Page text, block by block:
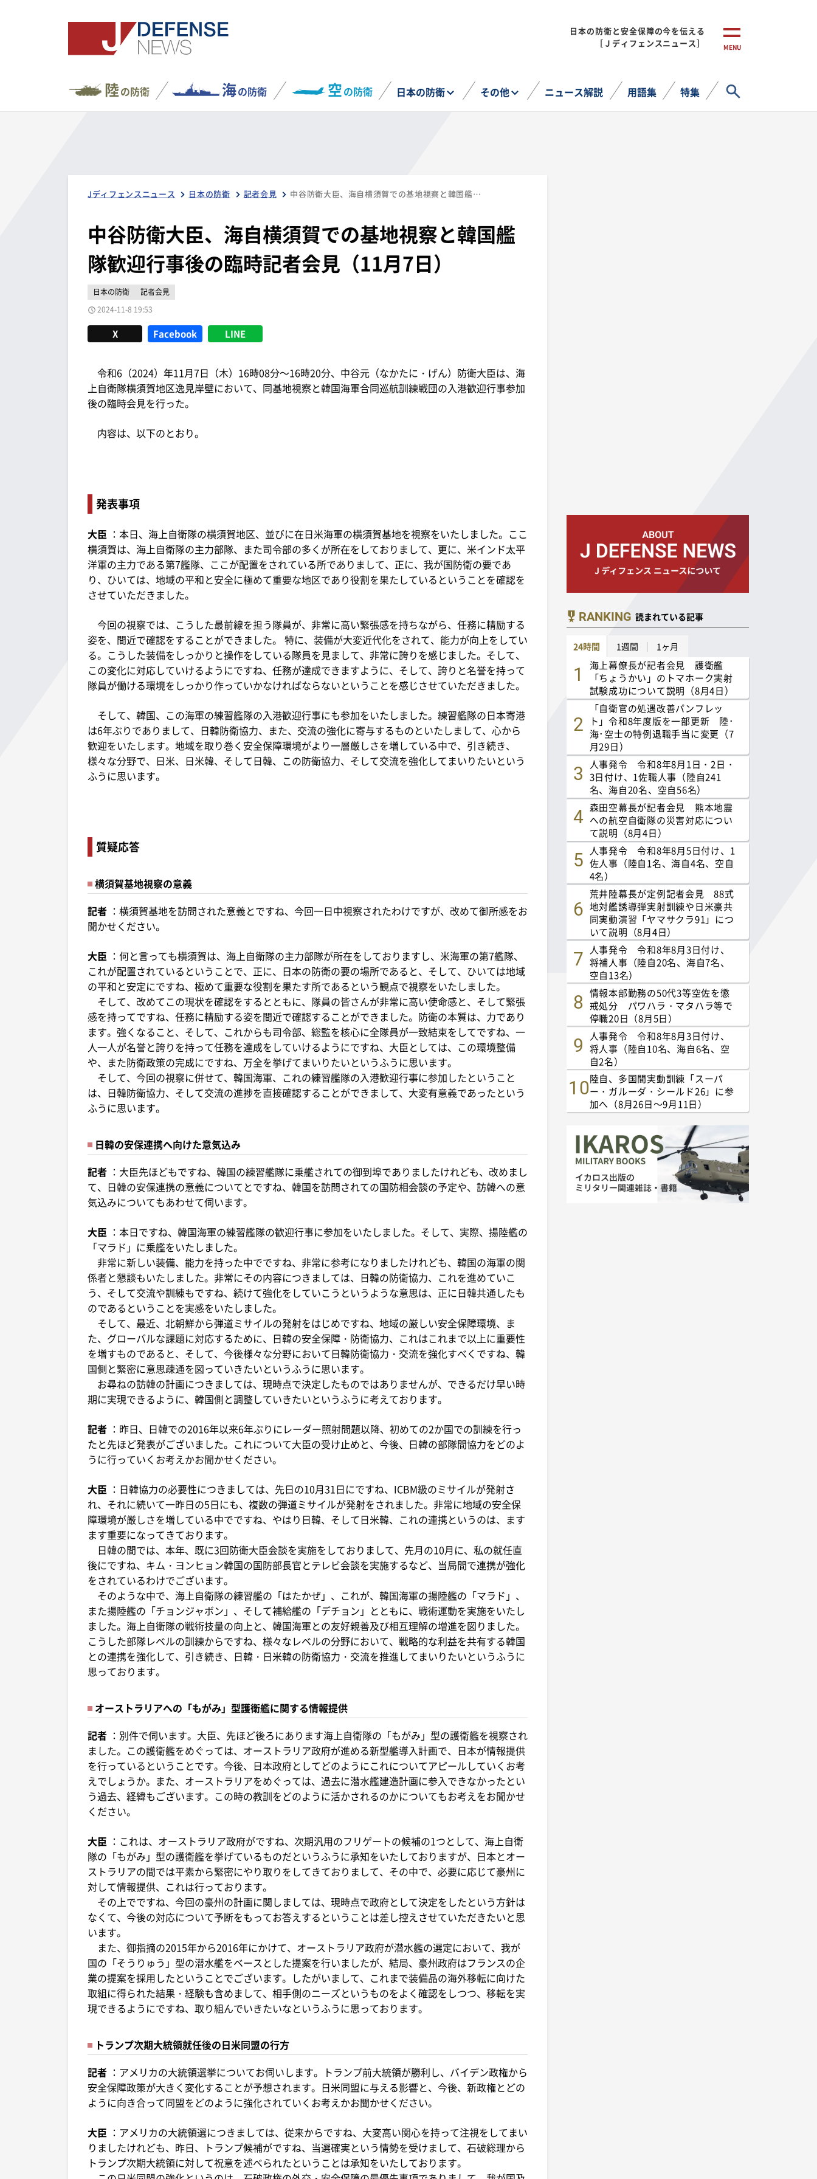
日本の防衛と安全保障の今を伝える
［Ｊディフェンスニュース］
MENU
陸の防衛 海の防衛 空の防衛 日本の防衛 その他 ニュース解説 用語集 特集
Jディフェンスニュース 日本の防衛 記者会見 中谷防衛大臣、海自横須賀での基地視察と韓国艦隊歓迎行事後の臨時記者会見（11月7日）
中谷防衛大臣、海自横須賀での基地視察と韓国艦
隊歓迎行事後の臨時記者会見（11月7日）
日本の防衛
記者会見
2024-11-8 19:53
X Facebook LINE
令和6（2024）年11月7日（木）16時08分～16時20分、中谷元（なかたに・げん）防衛大臣は、海
上自衛隊横須賀地区逸見岸壁において、同基地視察と韓国海軍合同巡航訓練戦団の入港歓迎行事参加
後の臨時会見を行った。
内容は、以下のとおり。
発表事項
大臣 ：本日、海上自衛隊の横須賀地区、並びに在日米海軍の横須賀基地を視察をいたしました。ここ
横須賀は、海上自衛隊の主力部隊、また司令部の多くが所在をしておりまして、更に、米インド太平
洋軍の主力である第7艦隊、ここが配置をされている所でありまして、正に、我が国防衛の要であ
り、ひいては、地域の平和と安全に極めて重要な地区であり役割を果たしているということを確認を
させていただきました。
今回の視察では、こうした最前線を担う隊員が、非常に高い緊張感を持ちながら、任務に精励する
姿を、間近で確認をすることができました。 特に、装備が大変近代化をされて、能力が向上をしてい
る。こうした装備をしっかりと操作をしている隊員を見まして、非常に誇りを感じました。そして、
この変化に対応していけるようにですね、任務が達成できますように、そして、誇りと名誉を持って
隊員が働ける環境をしっかり作っていかなければならないということを感じさせていただきました。
そして、韓国、この海軍の練習艦隊の入港歓迎行事にも参加をいたしました。練習艦隊の日本寄港
は6年ぶりでありまして、日韓防衛協力、また、交流の強化に寄与するものといたしまして、心から
歓迎をいたします。地域を取り巻く安全保障環境がより一層厳しさを増している中で、引き続き、
様々な分野で、日米、日米韓、そして日韓、この防衛協力、そして交流を強化してまいりたいという
ふうに思います。
質疑応答
横須賀基地視察の意義
記者 ：横須賀基地を訪問された意義とですね、今回一日中視察されたわけですが、改めて御所感をお
聞かせください。
大臣 ：何と言っても横須賀は、海上自衛隊の主力部隊が所在をしておりますし、米海軍の第7艦隊、
これが配置されているということで、正に、日本の防衛の要の場所であると、そして、ひいては地域
の平和と安定にですね、極めて重要な役割を果たす所であるという観点で視察をいたしました。
そして、改めてこの現状を確認をするとともに、隊員の皆さんが非常に高い使命感と、そして緊張
感を持ってですね、任務に精励する姿を間近で確認することができました。防衛の本質は、力であり
ます。強くなること、そして、これからも司令部、総監を核心に全隊員が一致結束をしてですね、一
人一人が名誉と誇りを持って任務を達成をしていけるようにですね、大臣としては、この環境整備
や、また防衛政策の完成にですね、万全を挙げてまいりたいというふうに思います。
そして、今回の視察に併せて、韓国海軍、これの練習艦隊の入港歓迎行事に参加したということ
は、日韓防衛協力、そして交流の進捗を直接確認することができまして、大変有意義であったという
ふうに思います。
日韓の安保連携へ向けた意気込み
記者 ：大臣先ほどもですね、韓国の練習艦隊に乗艦されての御到埠でありましたけれども、改めまし
て、日韓の安保連携の意義についてとですね、韓国を訪問されての国防相会談の予定や、訪韓への意
気込みについてもあわせて伺います。
大臣 ：本日ですね、韓国海軍の練習艦隊の歓迎行事に参加をいたしました。そして、実際、揚陸艦の
「マラド」に乗艦をいたしました。
非常に新しい装備、能力を持った中でですね、非常に参考になりましたけれども、韓国の海軍の関
係者と懇談もいたしました。非常にその内容につきましては、日韓の防衛協力、これを進めていこ
う、そして交流や訓練もですね、続けて強化をしていこうというような意思は、正に日韓共通したも
のであるということを実感をいたしました。
そして、最近、北朝鮮から弾道ミサイルの発射をはじめですね、地域の厳しい安全保障環境、ま
た、グローバルな課題に対応するために、日韓の安全保障・防衛協力、これはこれまで以上に重要性
を増すものであると、そして、今後様々な分野において日韓防衛協力・交流を強化すべくですね、韓
国側と緊密に意思疎通を図っていきたいというふうに思います。
お尋ねの訪韓の計画につきましては、現時点で決定したものではありませんが、できるだけ早い時
期に実現できるように、韓国側と調整していきたいというふうに考えております。
記者 ：昨日、日韓での2016年以来6年ぶりにレーダー照射問題以降、初めての2か国での訓練を行っ
たと先ほど発表がございました。これについて大臣の受け止めと、今後、日韓の部隊間協力をどのよ
うに行っていくお考えかお聞かせください。
大臣 ：日韓協力の必要性につきましては、先日の10月31日にですね、ICBM級のミサイルが発射さ
れ、それに続いて一昨日の5日にも、複数の弾道ミサイルが発射をされました。非常に地域の安全保
障環境が厳しさを増している中でですね、やはり日韓、そして日米韓、これの連携というのは、ます
ます重要になってきております。
日韓の間では、本年、既に3回防衛大臣会談を実施をしておりまして、先月の10月に、私の就任直
後にですね、キム・ヨンヒョン韓国の国防部長官とテレビ会談を実施するなど、当局間で連携が強化
をされているわけでございます。
そのような中で、海上自衛隊の練習艦の「はたかぜ」、これが、韓国海軍の揚陸艦の「マラド」、
また揚陸艦の「チョンジャボン」、そして補給艦の「デチョン」とともに、戦術運動を実施をいたし
ました。海上自衛隊の戦術技量の向上と、韓国海軍との友好親善及び相互理解の増進を図りました。
こうした部隊レベルの訓練からですね、様々なレベルの分野において、戦略的な利益を共有する韓国
との連携を強化して、引き続き、日韓・日米韓の防衛協力・交流を推進してまいりたいというふうに
思っております。
オーストラリアへの「もがみ」型護衛艦に関する情報提供
記者 ：別件で伺います。大臣、先ほど後ろにあります海上自衛隊の「もがみ」型の護衛艦を視察され
ました。この護衛艦をめぐっては、オーストラリア政府が進める新型艦導入計画で、日本が情報提供
を行っているということです。今後、日本政府としてどのようにこれについてアピールしていくお考
えでしょうか。また、オーストラリアをめぐっては、過去に潜水艦建造計画に参入できなかったとい
う過去、経緯もございます。この時の教訓をどのように活かされるのかについてもお考えをお聞かせ
ください。
大臣 ：これは、オーストラリア政府がですね、次期汎用のフリゲートの候補の1つとして、海上自衛
隊の「もがみ」型の護衛艦を挙げているものだというふうに承知をいたしておりますが、日本とオー
ストラリアの間では平素から緊密にやり取りをしてきておりまして、その中で、必要に応じて豪州に
対して情報提供、これは行っております。
その上でですね、今回の豪州の計画に関しましては、現時点で政府として決定をしたという方針は
なくて、今後の対応について予断をもってお答えするということは差し控えさせていただきたいと思
います。
また、御指摘の2015年から2016年にかけて、オーストラリア政府が潜水艦の選定において、我が
国の「そうりゅう」型の潜水艦をベースとした提案を行いましたが、結局、豪州政府はフランスの企
業の提案を採用したということでございます。したがいまして、これまで装備品の海外移転に向けた
取組に得られた結果・経験も含めまして、相手側のニーズというものをよく確認をしつつ、移転を実
現できるようにですね、取り組んでいきたいなというふうに思っております。
トランプ次期大統領就任後の日米同盟の行方
記者 ：アメリカの大統領選挙についてお伺いします。トランプ前大統領が勝利し、バイデン政権から
安全保障政策が大きく変化することが予想されます。日米同盟に与える影響と、今後、新政権とどの
ように向き合って同盟をどのように強化されていくお考えかお聞かせください。
大臣 ：アメリカの大統領選につきましては、従来からですね、大変高い関心を持って注視をしてまい
りましたけれども、昨日、トランプ候補がですね、当選確実という情勢を受けまして、石破総理から
トランプ次期大統領に対して祝意を述べられたということは承知をいたしております。
RANKING 読まれている記事
24時間 1週間 1ヶ月
海上幕僚長が記者会見 護衛艦
「ちょうかい」のトマホーク実射
試験成功について説明（8月4日）
「自衛官の処遇改善パンフレッ
ト」令和8年度版を一部更新 陸･
海･空士の特例退職手当に変更（7
月29日）
人事発令 令和8年8月1日・2日・
3日付け、1佐職人事（陸自241
名、海自20名、空自56名）
森田空幕長が記者会見 熊本地震
への航空自衛隊の災害対応につい
て説明（8月4日）
人事発令 令和8年8月5日付け、1
佐人事（陸自1名、海自4名、空自
4名）
荒井陸幕長が定例記者会見 88式
地対艦誘導弾実射訓練や日米豪共
同実動演習「ヤマサクラ91」につ
いて説明（8月4日）
人事発令 令和8年8月3日付け、
将補人事（陸自20名、海自7名、
空自13名）
情報本部勤務の50代3等空佐を懲
戒処分 パワハラ・マタハラ等で
停職20日（8月5日）
人事発令 令和8年8月3日付け、
将人事（陸自10名、海自6名、空
自2名）
陸自、多国間実動訓練「スーパ
ー・ガルーダ・シールド26」に参
加へ（8月26日～9月11日）